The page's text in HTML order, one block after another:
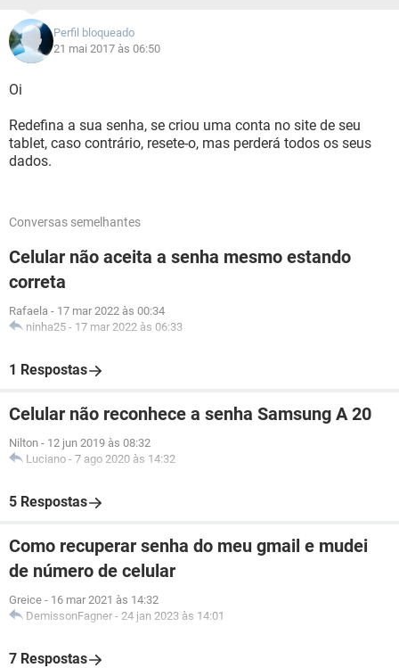
Perfil bloqueado
21 mai 2017 às 06:50
Oi
Redefina a sua senha, se criou uma conta no site de seu
tablet, caso contrário, resete-o, mas perderá todos os seus
dados.
Conversas semelhantes
Celular não aceita a senha mesmo estando
correta
Rafaela - 17 mar 2022 às 00:34
ninha25 - 17 mar 2022 às 06:33
1 Respostas
Celular não reconhece a senha Samsung A 20
Nilton - 12 jun 2019 às 08:32
Luciano - 7 ago 2020 às 14:32
5 Respostas
Como recuperar senha do meu gmail e mudei
de número de celular
Greice - 16 mar 2021 às 14:32
DemissonFagner - 24 jan 2023 às 14:01
7 Respostas